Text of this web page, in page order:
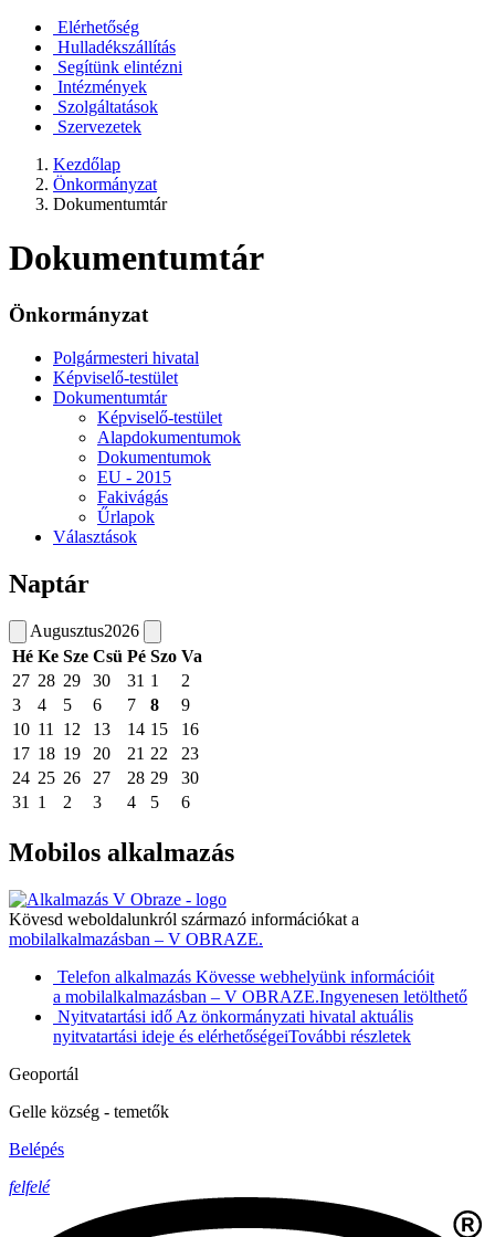
Elérhetőség
Hulladékszállítás
Segítünk elintézni
Intézmények
Szolgáltatások
Szervezetek
Kezdőlap
Önkormányzat
Dokumentumtár
Dokumentumtár
Önkormányzat
Polgármesteri hivatal
Képviselő-testület
Dokumentumtár
Képviselő-testület
Alapdokumentumok
Dokumentumok
EU - 2015
Fakivágás
Űrlapok
Választások
Naptár
Augusztus2026
Hé Ke Sze Csü Pé Szo Va
27 28 29 30 31 1
2
3
4 5 6 7 8
9
10 11 12 13 14 15
16
17 18 19 20 21 22
23
24 25 26 27 28 29
30
31 1 2 3 4 5 6
Mobilos alkalmazás
Kövesd weboldalunkról származó információkat a
mobilalkalmazásban – V OBRAZE.
Telefon alkalmazás Kövesse webhelyünk információit
a mobilalkalmazásban – V OBRAZE.Ingyenesen letölthető
Nyitvatartási idő Az önkormányzati hivatal aktuális
nyitvatartási ideje és elérhetőségeiTovábbi részletek
Geoportál
Gelle község - temetők
Belépés
felfelé